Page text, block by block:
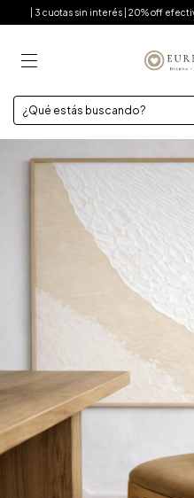
| 3 cuotas sin interés | 20% off